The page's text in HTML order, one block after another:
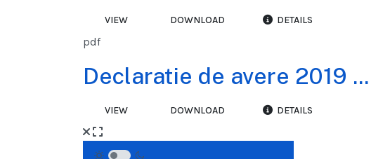
VIEW DOWNLOAD DETAILS
pdf
Declaratie de avere 2019 ...
VIEW DOWNLOAD DETAILS